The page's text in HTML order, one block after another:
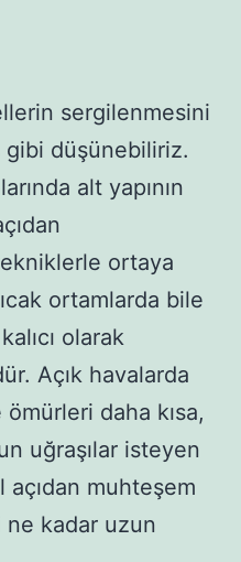
sergilenmesini
gibi düşünebiliriz.
alt yapının
ortaya
ortamlarda bile
olarak
Açık havalarda
ömürleri daha kısa,
uğraşılar isteyen
açıdan muhteşem
kadar uzun